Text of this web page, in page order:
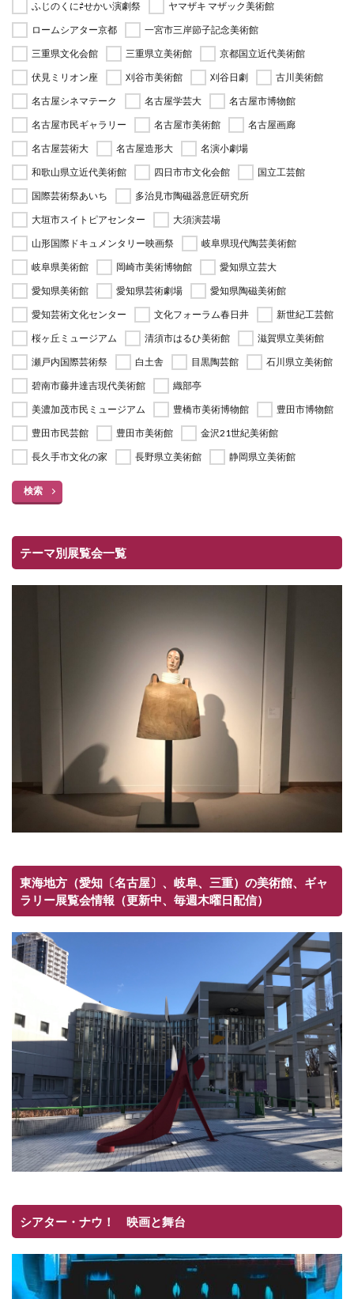
ふじのくに⇄せかい演劇祭
ヤマザキ マザック美術館
ロームシアター京都
一宮市三岸節子記念美術館
三重県文化会館
三重県立美術館
京都国立近代美術館
伏見ミリオン座
刈谷市美術館 刈谷日劇
古川美術館
名古屋シネマテーク
名古屋学芸大
名古屋市博物館
名古屋市民ギャラリー
名古屋市美術館
名古屋画廊
名古屋芸術大
名古屋造形大
名演小劇場
和歌山県立近代美術館
四日市市文化会館
国立工芸館
国際芸術祭あいち
多治見市陶磁器意匠研究所
大垣市スイトピアセンター
大須演芸場
山形国際ドキュメンタリー映画祭
岐阜県現代陶芸美術館
岐阜県美術館
岡崎市美術博物館
愛知県立芸大
愛知県美術館
愛知県芸術劇場
愛知県陶磁美術館
愛知芸術文化センター
文化フォーラム春日井
新世紀工芸館
桜ヶ丘ミュージアム
清須市はるひ美術館
滋賀県立美術館
瀬戸内国際芸術祭
白土舎 目黒陶芸館
石川県立美術館
碧南市藤井達吉現代美術館
織部亭
美濃加茂市民ミュージアム
豊橋市美術博物館
豊田市博物館
豊田市民芸館
豊田市美術館
金沢21世紀美術館
長久手市文化の家
長野県立美術館 静岡県立美術館
検索
テーマ別展覧会一覧
東海地方（愛知〔名古屋〕、岐阜、三重）の美術館、ギャ
ラリー展覧会情報（更新中、毎週木曜日配信）
シアター・ナウ！ 映画と舞台